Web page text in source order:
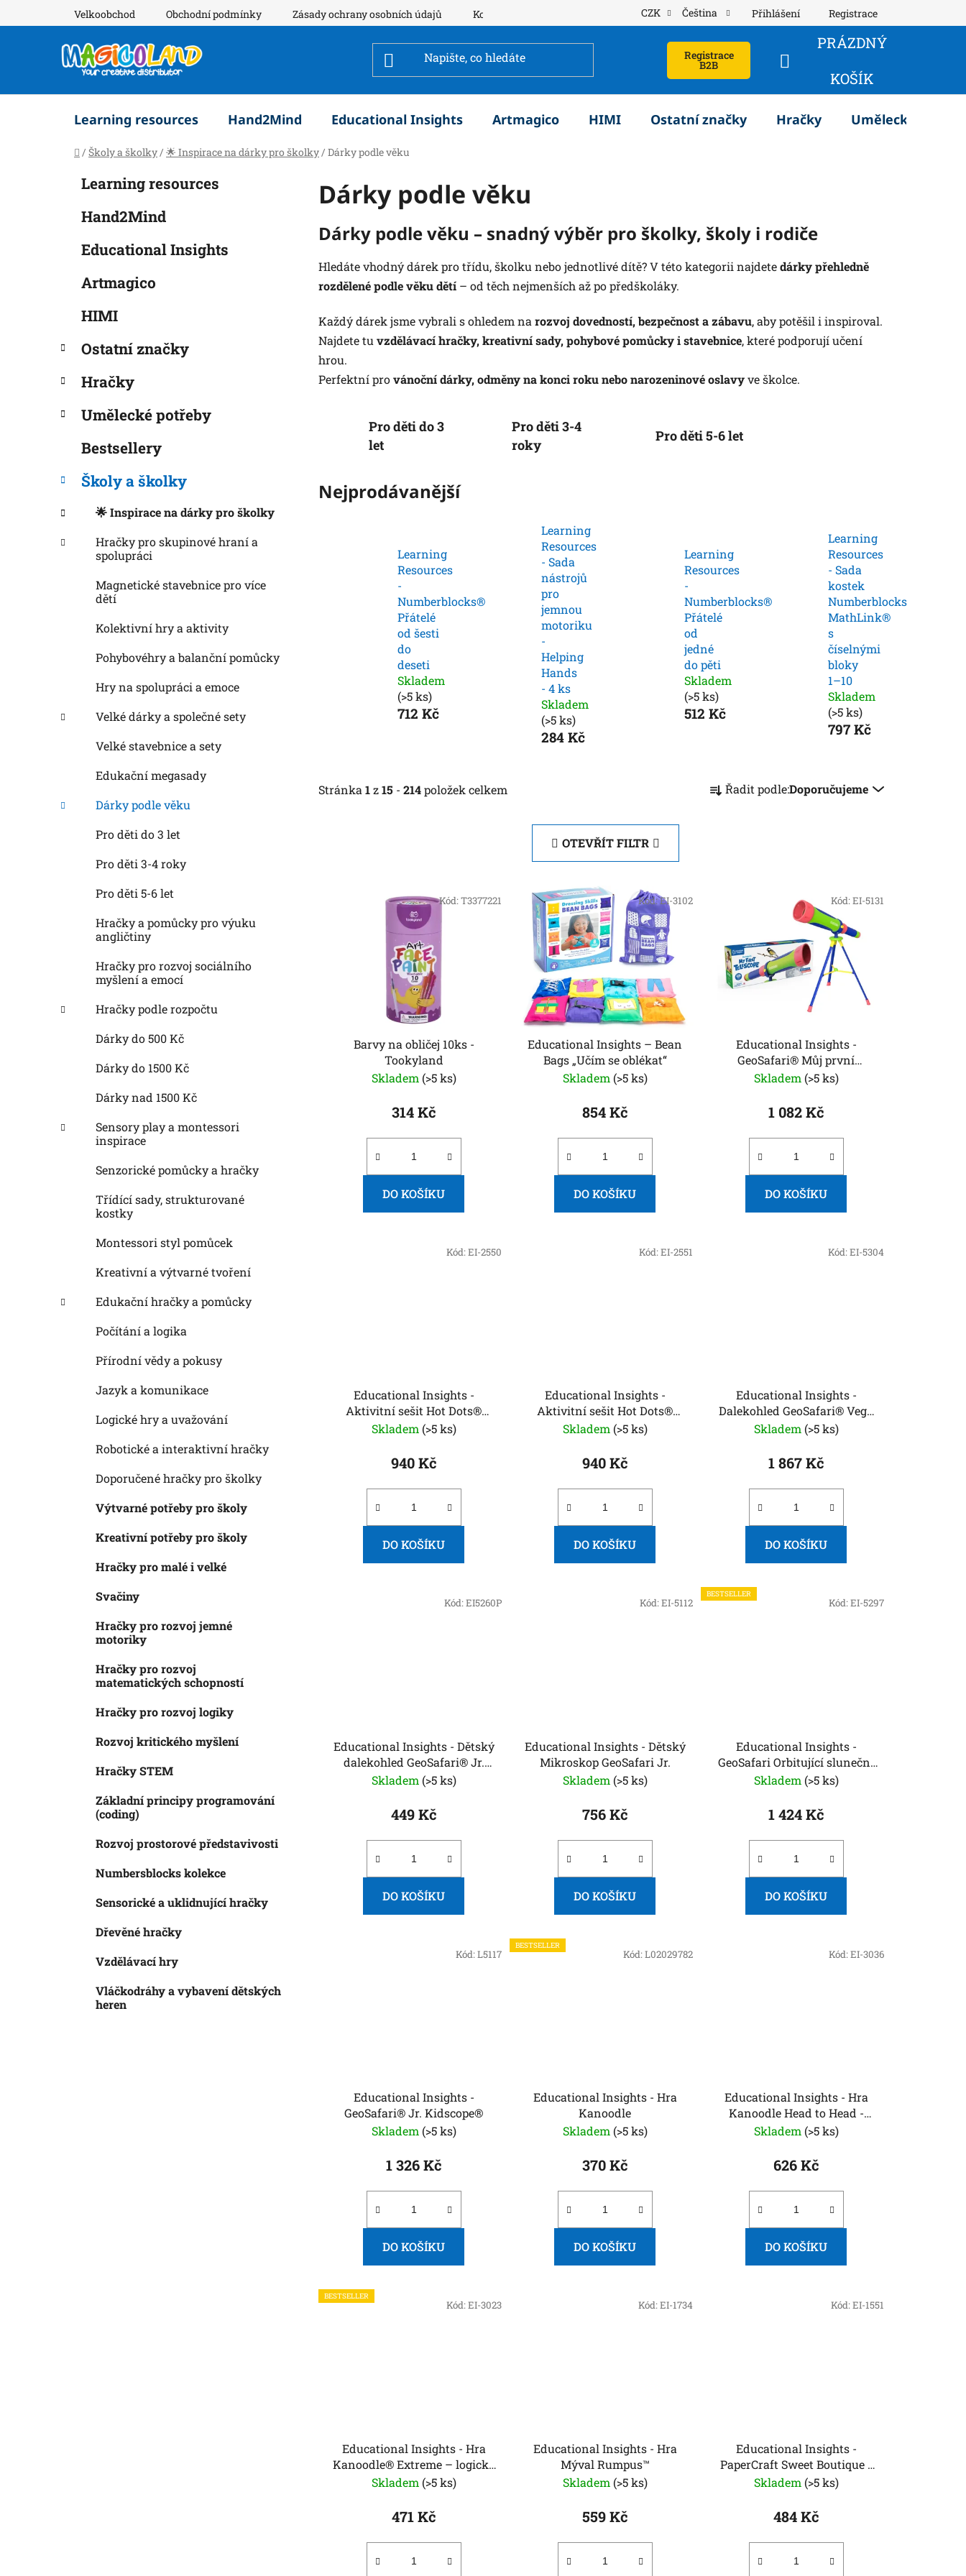
na
Velkoobchod Obchodní podmínky Zásady ochrany osobních údajů Kontakty CZK Čeština Přihlášení Registrace
Registrace
B2B
NÁKUPNÍ
KOŠÍK
PRÁZDNÝ
KOŠÍK
Learning resources Hand2Mind Educational Insights Artmagico HIMI Ostatní značky Hračky Umělecké
Domů
/ Školy a školky / 🌟 Inspirace na dárky pro školky / Dárky podle věku
p
n
l
kategorie
Learning resources
Hand2Mind
Educational Insights
Artmagico
HIMI
Ostatní značky
Hračky
Umělecké potřeby
Bestsellery
Školy a školky
🌟 Inspirace na dárky pro školky
Hračky pro skupinové hraní a
spolupráci
Magnetické stavebnice pro více
dětí
Kolektivní hry a aktivity
Pohybovéhry a balanční pomůcky
Hry na spolupráci a emoce
Velké dárky a společné sety
Velké stavebnice a sety
Edukační megasady
Dárky podle věku
Pro děti do 3 let
Pro děti 3-4 roky
Pro děti 5-6 let
Hračky a pomůcky pro výuku
angličtiny
Hračky pro rozvoj sociálního
myšlení a emocí
Hračky podle rozpočtu
Dárky do 500 Kč
Dárky do 1500 Kč
Dárky nad 1500 Kč
Sensory play a montessori
inspirace
Senzorické pomůcky a hračky
Třídící sady, strukturované
kostky
Montessori styl pomůcek
Kreativní a výtvarné tvoření
Edukační hračky a pomůcky
Počítání a logika
Přírodní vědy a pokusy
Jazyk a komunikace
Logické hry a uvažování
Robotické a interaktivní hračky
Doporučené hračky pro školky
Výtvarné potřeby pro školy
Kreativní potřeby pro školy
Hračky pro malé i velké
Svačiny
Hračky pro rozvoj jemné
motoriky
Hračky pro rozvoj
matematických schopností
Hračky pro rozvoj logiky
Rozvoj kritického myšlení
Hračky STEM
Základní principy programování
(coding)
Rozvoj prostorové představivosti
Numbersblocks kolekce
Sensorické a uklidnující hračky
Dřevěné hračky
Vzdělávací hry
Vláčkodráhy a vybavení dětských
heren
Dárky podle věku
Dárky podle věku – snadný výběr pro školky, školy i rodiče
Hledáte vhodný dárek pro třídu, školku nebo jednotlivé dítě? V této kategorii najdetedárky přehledně
rozdělené podle věku dětí – od těch nejmenších až po předškoláky.
Každý dárek jsme vybrali s ohledem narozvoj dovedností, bezpečnost a zábavu, aby potěšil i inspiroval.
Najdete tuvzdělávací hračky, kreativní sady, pohybové pomůcky i stavebnice, které podporují učení
hrou.
Perfektní provánoční dárky, odměny na konci roku nebo narozeninové oslavyve školce.
Pro děti do 3
let
Pro děti 3-4
roky
Pro děti 5-6 let
Nejprodávanější
Learning
Resources
-
Numberblocks®
Přátelé
od šesti
do
deseti
Skladem
(>5 ks)
712 Kč
Learning
Resources
- Sada
nástrojů
pro
jemnou
motoriku
-
Helping
Hands
- 4 ks
Skladem
(>5 ks)
284 Kč
Learning
Resources
-
Numberblocks®
Přátelé
od
jedné
do pěti
Skladem
(>5 ks)
512 Kč
Learning
Resources
- Sada
kostek
Numberblocks
MathLink®
s
číselnými
bloky
1–10
Skladem
(>5 ks)
797 Kč
Stránka 1z15 - 214položek celkem a Řadit podle:Doporučujeme
OTEVŘÍT FILTR
Barvy na obličej 10ks -
Tookyland
Skladem (>5 ks)
314 Kč
DO KOŠÍKU
Kód:T3377221
Educational Insights – Bean
Bags „Učím se oblékat“
Skladem (>5 ks)
854 Kč
DO KOŠÍKU
Kód:EI-3102
Educational Insights -
GeoSafari® Můj první
dalekohled
Skladem (>5 ks)
1 082 Kč
DO KOŠÍKU
Kód:EI-5131
Educational Insights -
Aktivitní sešit Hot Dots®
Numberblocks 1-10 a
Skladem (>5 ks)
940 Kč
DO KOŠÍKU
Kód:EI-2550
Educational Insights -
Aktivitní sešit Hot Dots®
Numberblocks 11-20 a
Skladem (>5 ks)
940 Kč
DO KOŠÍKU
Kód:EI-2551
Educational Insights -
Dalekohled GeoSafari® Vega
360™
Skladem (>5 ks)
1 867 Kč
DO KOŠÍKU
Kód:EI-5304
Educational Insights - Dětský
dalekohled GeoSafari® Jr.
Kidnocular růžový
Skladem (>5 ks)
449 Kč
DO KOŠÍKU
Kód:EI5260P
Educational Insights - Dětský
Mikroskop GeoSafari Jr.
Skladem (>5 ks)
756 Kč
DO KOŠÍKU
Kód:EI-5112
BESTSELLER
Educational Insights -
GeoSafari Orbitující sluneční
soustava s projektorem
Skladem (>5 ks)
1 424 Kč
DO KOŠÍKU
Kód:EI-5297
Educational Insights -
GeoSafari® Jr. Kidscope®
Skladem (>5 ks)
1 326 Kč
DO KOŠÍKU
Kód:L5117
BESTSELLER
Educational Insights - Hra
Kanoodle
Skladem (>5 ks)
370 Kč
DO KOŠÍKU
Kód:L02029782
Educational Insights - Hra
Kanoodle Head to Head -
logická a prostorová hra
Skladem (>5 ks)
626 Kč
DO KOŠÍKU
Kód:EI-3036
BESTSELLER
Educational Insights - Hra
Kanoodle® Extreme – logická
a prostorová hra
Skladem (>5 ks)
471 Kč
Kód:EI-3023
Educational Insights - Hra
Mýval Rumpus™
Skladem (>5 ks)
559 Kč
Kód:EI-1734
Educational Insights -
PaperCraft Sweet Boutique -
papírový butik
Skladem (>5 ks)
484 Kč
Kód:EI-1551